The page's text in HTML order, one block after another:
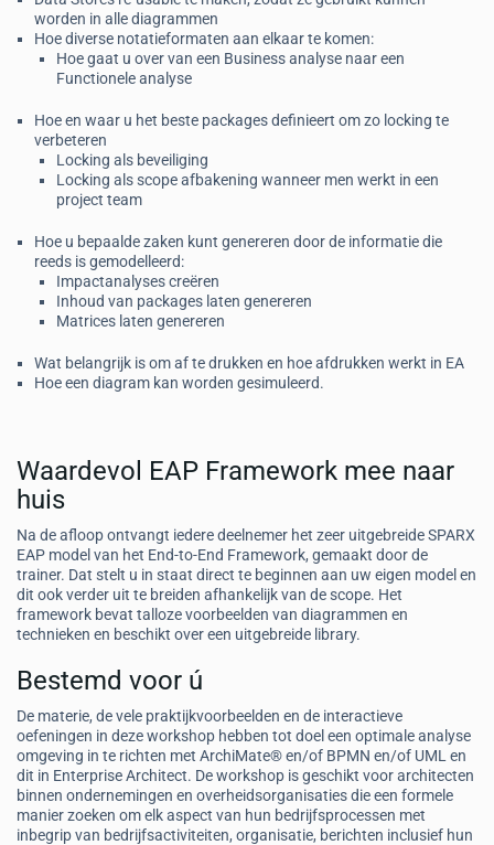
worden in alle diagrammen
Hoe diverse notatieformaten aan elkaar te komen:
Hoe gaat u over van een Business analyse naar een
Functionele analyse
Hoe en waar u het beste packages definieert om zo locking te
verbeteren
Locking als beveiliging
Locking als scope afbakening wanneer men werkt in een
project team
Hoe u bepaalde zaken kunt genereren door de informatie die
reeds is gemodelleerd:
Impactanalyses creëren
Inhoud van packages laten genereren
Matrices laten genereren
Wat belangrijk is om af te drukken en hoe afdrukken werkt in EA
Hoe een diagram kan worden gesimuleerd.
Waardevol EAP Framework mee naar
huis
Na de afloop ontvangt iedere deelnemer het zeer uitgebreide SPARX
EAP model van het End-to-End Framework, gemaakt door de
trainer. Dat stelt u in staat direct te beginnen aan uw eigen model en
dit ook verder uit te breiden afhankelijk van de scope. Het
framework bevat talloze voorbeelden van diagrammen en
technieken en beschikt over een uitgebreide library.
Bestemd voor ú
De materie, de vele praktijkvoorbeelden en de interactieve
oefeningen in deze workshop hebben tot doel een optimale analyse
omgeving in te richten met ArchiMate® en/of BPMN en/of UML en
dit in Enterprise Architect. De workshop is geschikt voor architecten
binnen ondernemingen en overheidsorganisaties die een formele
manier zoeken om elk aspect van hun bedrijfsprocessen met
inbegrip van bedrijfsactiviteiten, organisatie, berichten inclusief hun